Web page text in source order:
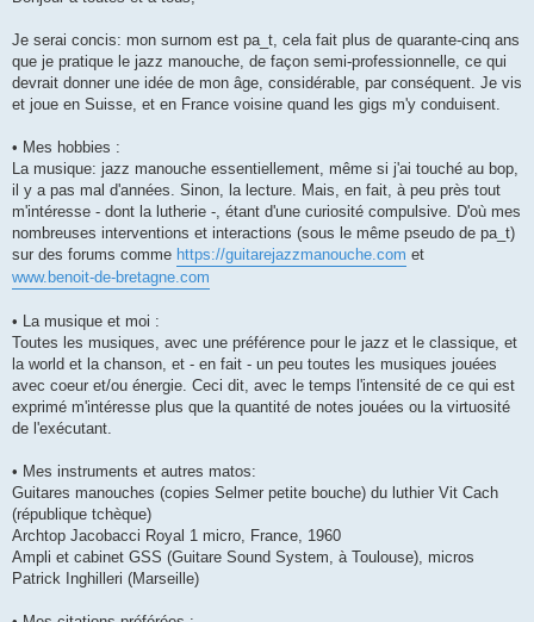
g
Je serai concis: mon surnom est pa_t, cela fait plus de quarante-cinq ans
que je pratique le jazz manouche, de façon semi-professionnelle, ce qui
devrait donner une idée de mon âge, considérable, par conséquent. Je vis
et joue en Suisse, et en France voisine quand les gigs m'y conduisent.
• Mes hobbies :
La musique: jazz manouche essentiellement, même si j'ai touché au bop,
il y a pas mal d'années. Sinon, la lecture. Mais, en fait, à peu près tout
m'intéresse - dont la lutherie -, étant d'une curiosité compulsive. D'où mes
nombreuses interventions et interactions (sous le même pseudo de pa_t)
sur des forums comme https://guitarejazzmanouche.com et
www.benoit-de-bretagne.com
• La musique et moi :
Toutes les musiques, avec une préférence pour le jazz et le classique, et
la world et la chanson, et - en fait - un peu toutes les musiques jouées
avec coeur et/ou énergie. Ceci dit, avec le temps l'intensité de ce qui est
exprimé m'intéresse plus que la quantité de notes jouées ou la virtuosité
de l'exécutant.
• Mes instruments et autres matos:
Guitares manouches (copies Selmer petite bouche) du luthier Vit Cach
(république tchèque)
Archtop Jacobacci Royal 1 micro, France, 1960
Ampli et cabinet GSS (Guitare Sound System, à Toulouse), micros
Patrick Inghilleri (Marseille)